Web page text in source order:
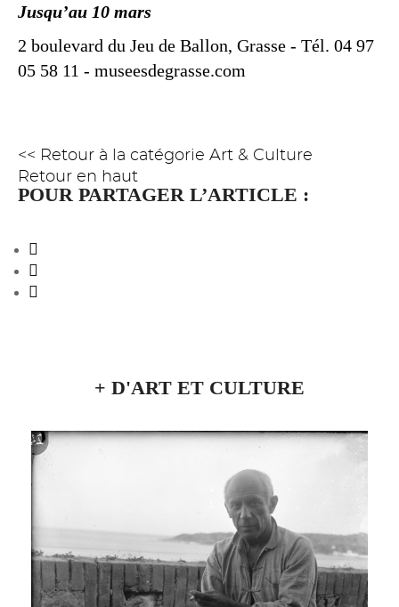
Jusqu’au 10 mars
2 boulevard du Jeu de Ballon, Grasse - Tél. 04 97
05 58 11 - museesdegrasse.com
<< Retour à la catégorie Art & Culture
Retour en haut
POUR PARTAGER L’ARTICLE :
+ D'ART ET CULTURE